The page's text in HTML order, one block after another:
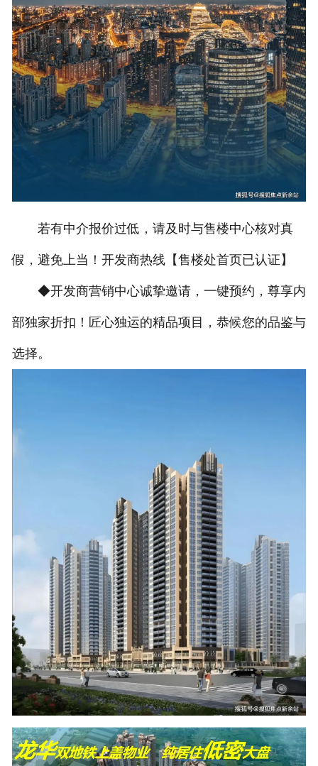
若有中介报价过低，请及时与售楼中心核对真
假，避免上当！开发商热线【售楼处首页已认证】
◆开发商营销中心诚挚邀请，一键预约，尊享内
部独家折扣！匠心独运的精品项目，恭候您的品鉴与
选择。